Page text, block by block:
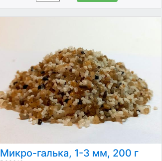
Микро-галька, 1-3 мм, 200 г